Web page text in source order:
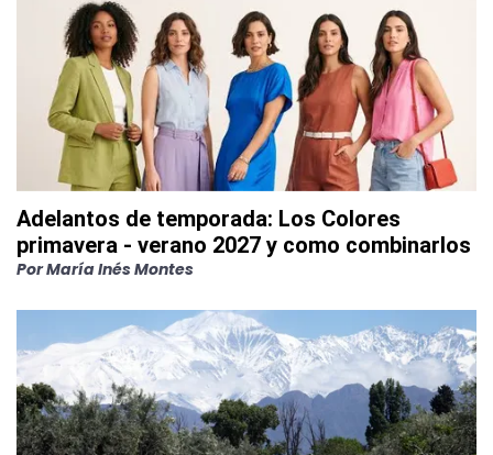
Adelantos de temporada: Los Colores
primavera - verano 2027 y como combinarlos
PorMaría Inés Montes